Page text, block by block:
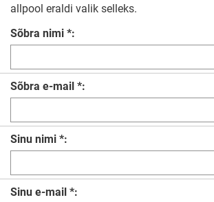
allpool eraldi valik selleks.
Sõbra nimi *:
Sõbra e-mail *:
Sinu nimi *:
Sinu e-mail *: